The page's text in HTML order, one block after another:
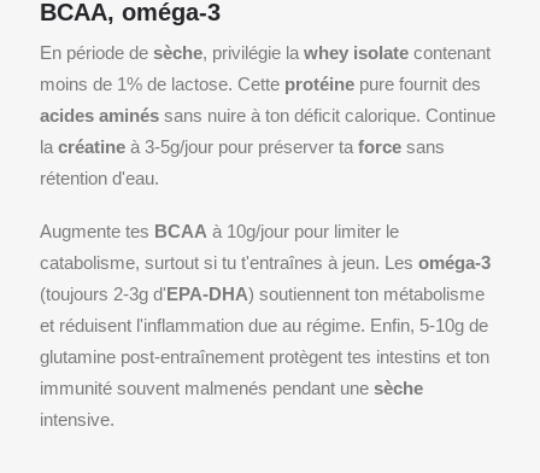
BCAA, oméga-3
En période de sèche, privilégie la whey isolate contenant
moins de 1% de lactose. Cette protéine pure fournit des
acides aminés sans nuire à ton déficit calorique. Continue
la créatine à 3-5g/jour pour préserver ta force sans
rétention d'eau.
Augmente tes BCAA à 10g/jour pour limiter le
catabolisme, surtout si tu t'entraînes à jeun. Les oméga-3
(toujours 2-3g d'EPA-DHA) soutiennent ton métabolisme
et réduisent l'inflammation due au régime. Enfin, 5-10g de
glutamine post-entraînement protègent tes intestins et ton
immunité souvent malmenés pendant une sèche
intensive.